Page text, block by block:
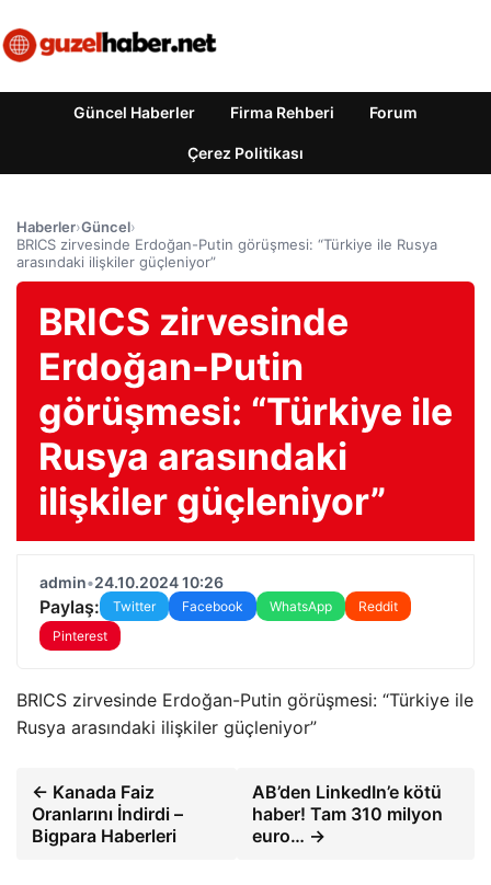
Güncel Haberler Firma Rehberi Forum
Çerez Politikası
Haberler›Güncel›
BRICS zirvesinde Erdoğan-Putin görüşmesi: “Türkiye ile Rusya
arasındaki ilişkiler güçleniyor”
BRICS zirvesinde
Erdoğan-Putin
görüşmesi: “Türkiye ile
Rusya arasındaki
ilişkiler güçleniyor”
admin•24.10.2024 10:26
Paylaş: Twitter Facebook WhatsApp
Reddit
Pinterest
BRICS zirvesinde Erdoğan-Putin görüşmesi: “Türkiye ile
Rusya arasındaki ilişkiler güçleniyor”
← Kanada Faiz
Oranlarını İndirdi –
Bigpara Haberleri
AB’den LinkedIn’e kötü
haber! Tam 310 milyon
euro… →